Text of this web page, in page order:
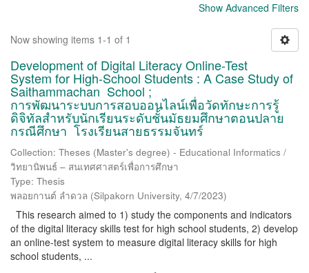
Show Advanced Filters
Now showing items 1-1 of 1
Development of Digital Literacy Online-Test
System for High-School Students : A Case Study of
Saithammachan School ;
การพัฒนาระบบการสอบออนไลน์เพื่อวัดทักษะการรู้
ดิจิทัลสำหรับนักเรียนระดับชั้นมัธยมศึกษาตอนปลาย
กรณีศึกษา โรงเรียนสายธรรมจันทร์
Collection: Theses (Master's degree) - Educational Informatics /
วิทยานิพนธ์ – สนเทศศาสตร์เพื่อการศึกษา
Type: Thesis
พลอยกานต์ ลำดวล (Silpakorn University, 4/7/2023)
This research aimed to 1) study the components and indicators
of the digital literacy skills test for high school students, 2) develop
an online-test system to measure digital literacy skills for high
school students, ...